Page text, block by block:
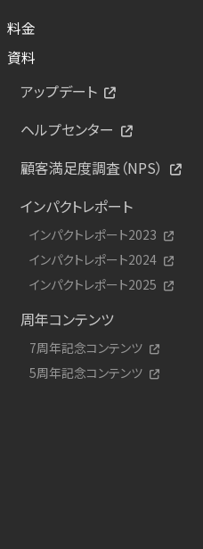
料金
資料
アップデート
ヘルプセンター
顧客満足度調査（NPS）
インパクトレポート
インパクトレポート2023
インパクトレポート2024
インパクトレポート2025
周年コンテンツ
7周年記念コンテンツ
5周年記念コンテンツ